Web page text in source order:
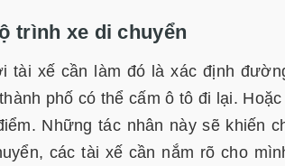
trình xe di chuyển
tài xế cần làm đó là xác định
phố có thể cấm ô tô đi lại.
Những tác nhân này sẽ khiến
các tài xế cần nắm rõ cho